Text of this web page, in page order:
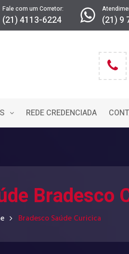
Fale com um Corretor:
(21) 4113-6224 (21) 9
REDE CREDENCIADA
Bradesco
Bradesco Saúde Curicica